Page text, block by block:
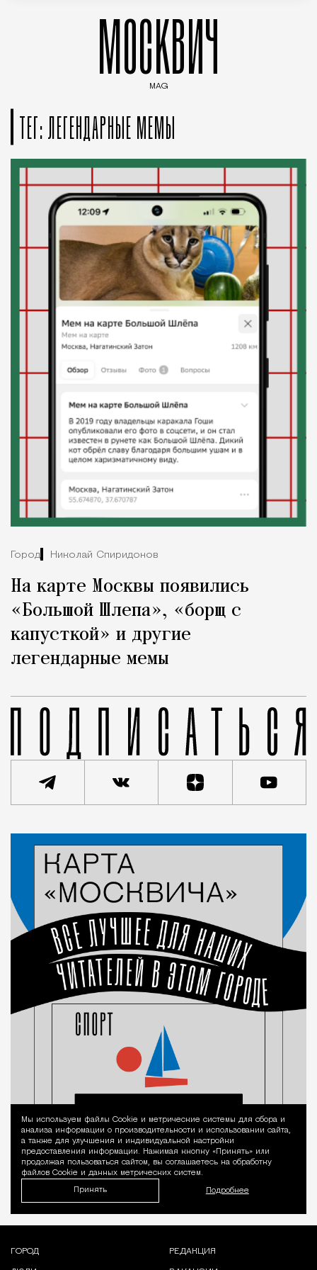
МОСКВИЧ
MAG
ТЕГ: ЛЕГЕНДАРНЫЕ МЕМЫ
Город Николай Спиридонов
На карте Москвы появились
«Большой Шлепа», «борщ с
капусткой» и другие
легендарные мемы
Уведомление
Мы используем файлы Сookie и метрические системы для сбора и
анализа информации о производительности и использовании сайта,
а также для улучшения и индивидуальной настройки
предоставления информации. Нажимая кнопку «Принять» или
продолжая пользоваться сайтом, вы соглашаетесь на обработку
файлов Cookie и данных метрических систем.
Принять Подробнее
ГОРОД РЕДАКЦИЯ